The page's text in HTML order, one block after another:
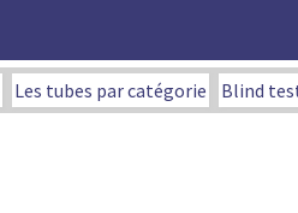
Les tubes par catégorie Blind